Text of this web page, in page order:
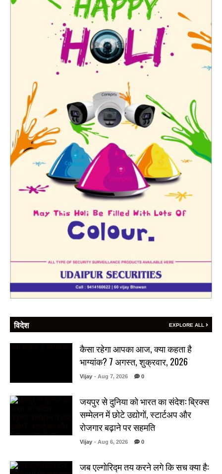
विदेश EXPLORE ALL
कैसा रहेगा आपका आज, क्या कहता है
भाग्यांक? 7 अगस्त, शुक्रवार, 2026
Vijay - Aug 7, 2026 0
जयपुर से दुनिया को भारत का संदेश: ब्रिक्स
सम्मेलन में छोटे उद्योगों, स्टार्टअप और
रोजगार बढ़ाने पर सहमति
Vijay - Aug 6, 2026 0
जब एल्गोरिद्म तय करने लगे कि सच क्या है: